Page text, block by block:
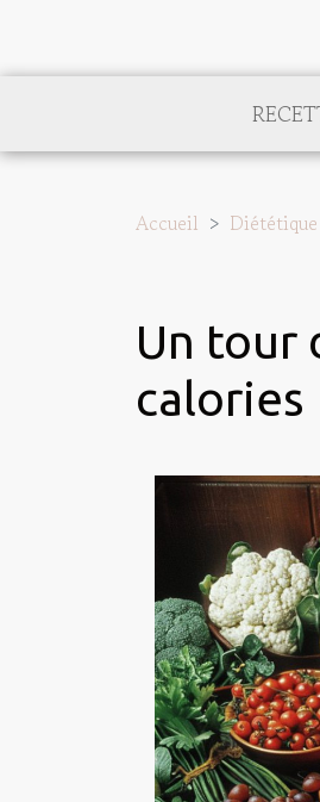
Accueil Diététique
Un tour
calories